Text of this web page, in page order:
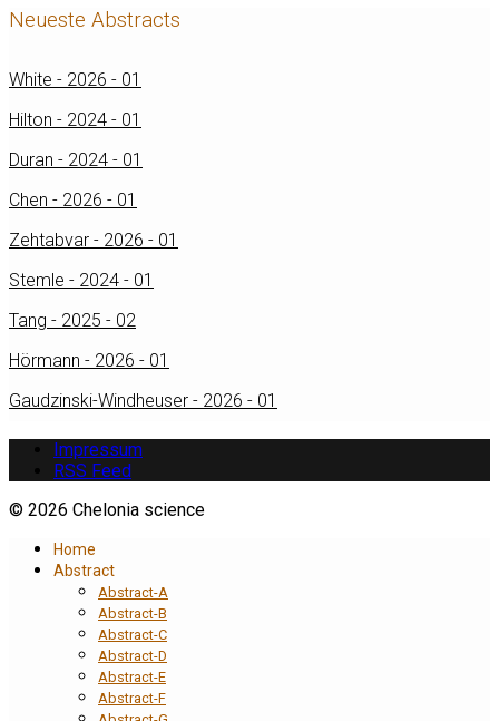
Neueste Abstracts
White - 2026 - 01
Hilton - 2024 - 01
Duran - 2024 - 01
Chen - 2026 - 01
Zehtabvar - 2026 - 01
Stemle - 2024 - 01
Tang - 2025 - 02
Hörmann - 2026 - 01
Gaudzinski-Windheuser - 2026 - 01
Impressum
RSS Feed
© 2026 Chelonia science
Home
Abstract
Abstract-A
Abstract-B
Abstract-C
Abstract-D
Abstract-E
Abstract-F